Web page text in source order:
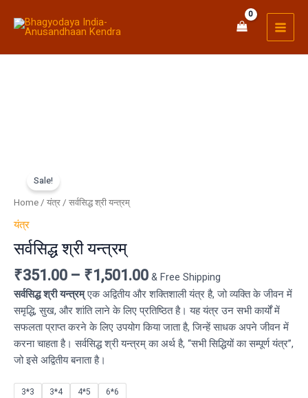
Sale!
Home/ यंत्र/ सर्वसिद्ध श्री यन्त्रम्
यंत्र
सर्वसिद्ध श्री यन्त्रम्
₹351.00– ₹1,501.00& Free Shipping
सर्वसिद्ध श्री यन्त्रम्एक अद्वितीय और शक्तिशाली यंत्र है, जो व्यक्ति के जीवन में
समृद्धि, सुख, और शांति लाने के लिए प्रतिष्ठित है। यह यंत्र उन सभी कार्यों में
सफलता प्राप्त करने के लिए उपयोग किया जाता है, जिन्हें साधक अपने जीवन में
करना चाहता है। सर्वसिद्ध श्री यन्त्रम् का अर्थ है, “सभी सिद्धियों का सम्पूर्ण यंत्र”,
जो इसे अद्वितीय बनाता है।
3*3 3*4 4*5 6*6
यन्त्रम्